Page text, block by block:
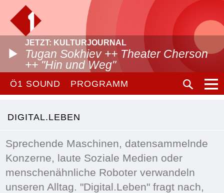
JETZT: KULTURJOURNAL
Tugan Sokhiev ++ Theater Cherson
++ "Hin und Weg"
Ö1 SOUND PROGRAMM
DIGITAL.LEBEN
Sprechende Maschinen, datensammelnde
Konzerne, laute Soziale Medien oder
menschenähnliche Roboter verwandeln
unseren Alltag. "Digital.Leben" fragt nach,